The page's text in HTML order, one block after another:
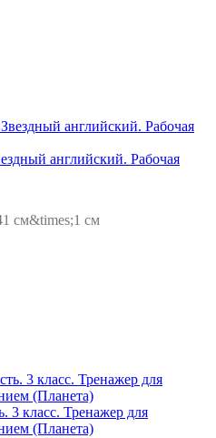
английский. Рабочая
см&times;1 см
3 класс. Тренажер для
(Планета)